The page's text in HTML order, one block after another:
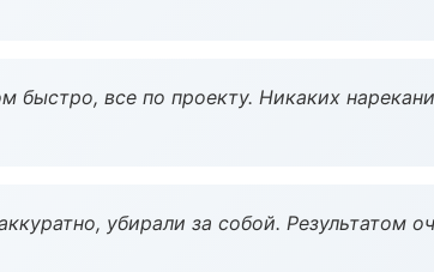
быстро, все по проекту. Никаких
убирали за собой. Результатом